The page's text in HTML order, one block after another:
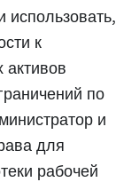
использовать,
к
активов
по
и
для
рабочей